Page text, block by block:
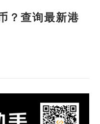
？查询最新港